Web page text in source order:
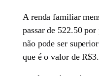
A renda familiar
passar de 522.50
não pode ser
que é o valor de